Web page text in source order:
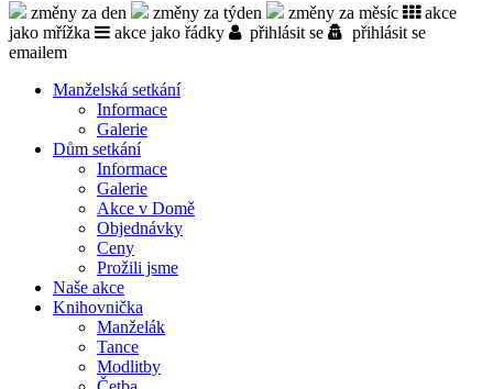
změny za den změny za týden změny za měsíc
akce
jako mřížka
akce jako řádky přihlásit se
přihlásit se
emailem
Manželská setkání
Informace
Galerie
Dům setkání
Informace
Galerie
Akce v Domě
Objed­návky
Ceny
Prožili jsme
Naše akce
Knihov­nička
Manželák
Tance
Modlitby